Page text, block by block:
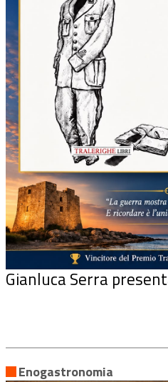
Gianluca Serra
Enogastronomia